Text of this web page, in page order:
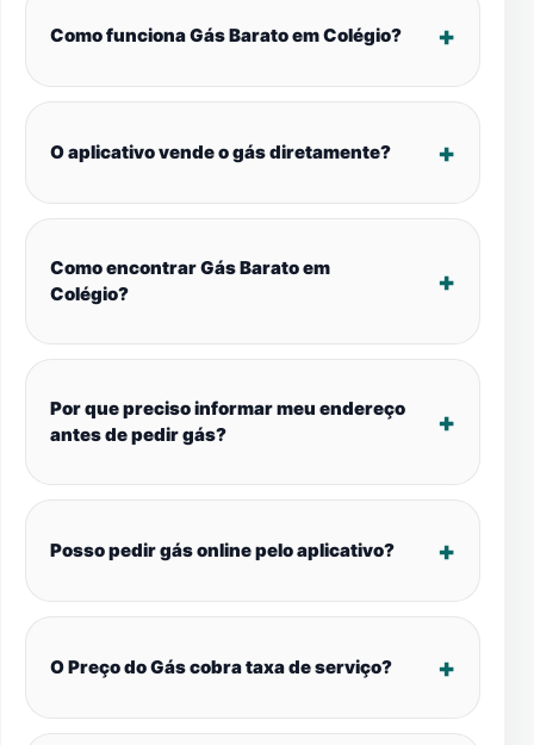
Como funciona Gás Barato em Colégio?
O aplicativo vende o gás diretamente?
Como encontrar Gás Barato em
Colégio?
Por que preciso informar meu endereço
antes de pedir gás?
Posso pedir gás online pelo aplicativo?
O Preço do Gás cobra taxa de serviço?